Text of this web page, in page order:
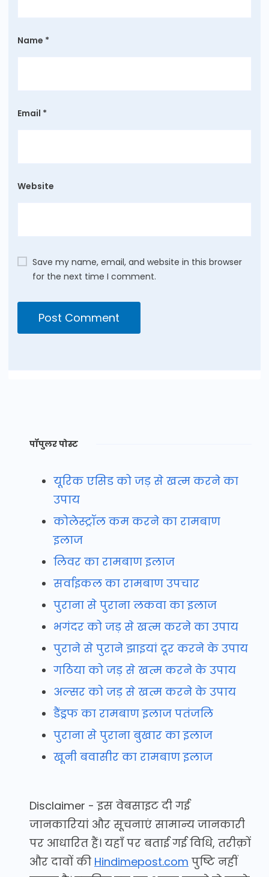
Name *
Email *
Website
Save my name, email, and website in this browser
for the next time I comment.
पॉपुलर पोस्ट
यूरिक एसिड को जड़ से खत्म करने का
उपाय
कोलेस्ट्रॉल कम करने का रामबाण
इलाज
लिवर का रामबाण इलाज
सर्वाइकल का रामबाण उपचार
पुराना से पुराना लकवा का इलाज
भगंदर को जड़ से खत्म करने का उपाय
पुराने से पुराने झाइयां दूर करने के उपाय
गठिया को जड़ से खत्म करने के उपाय
अल्सर को जड़ से खत्म करने के उपाय
डैंड्रफ का रामबाण इलाज पतंजलि
पुराना से पुराना बुखार का इलाज
खूनी बवासीर का रामबाण इलाज
Disclaimer - इस वेबसाइट दी गई
जानकारियां और सूचनाएं सामान्य जानकारी
पर आधारित हैं। यहाँ पर बताई गई विधि, तरीक़ों
और दावों की Hindimepost.com पुष्टि नहीं